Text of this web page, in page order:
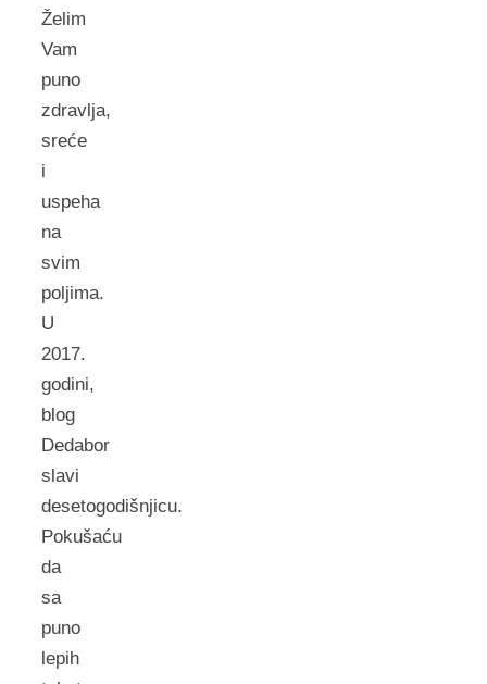
Želim
Vam
puno
zdravlja,
sreće
i
uspeha
na
svim
poljima.
U
2017.
godini,
blog
Dedabor
slavi
desetogodišnjicu.
Pokušaću
da
sa
puno
lepih